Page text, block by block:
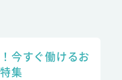
今すぐ働けるお
集